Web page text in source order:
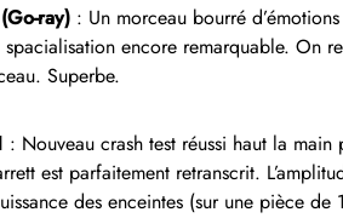
ray) : Un morceau bourré
encore remarquable. On
Superbe.
: Nouveau crash test réussi haut la main
est parfaitement retranscrit.
des enceintes (sur une pièce de